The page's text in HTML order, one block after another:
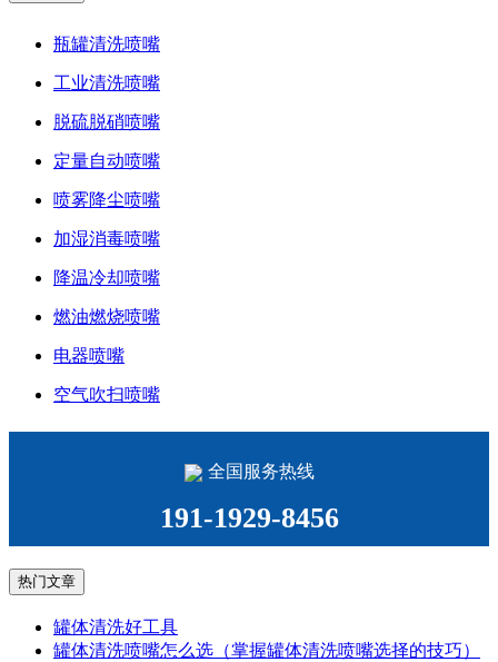
瓶罐清洗喷嘴
工业清洗喷嘴
脱硫脱硝喷嘴
定量自动喷嘴
喷雾降尘喷嘴
加湿消毒喷嘴
降温冷却喷嘴
燃油燃烧喷嘴
电器喷嘴
空气吹扫喷嘴
全国服务热线
191-1929-8456
热门文章
罐体清洗好工具
罐体清洗喷嘴怎么选（掌握罐体清洗喷嘴选择的技巧）